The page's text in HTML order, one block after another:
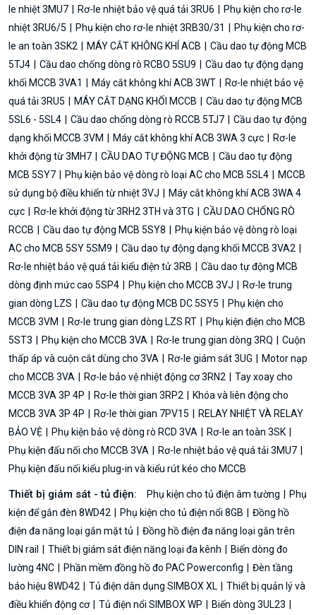
le nhiệt 3MU7
Rơ-le nhiệt bảo vệ quá tải 3RU6
Phụ kiện cho rơ-le
nhiệt 3RU6/5
Phụ kiện cho rơ-le nhiệt 3RB30/31
Phụ kiện cho rơ-
le an toàn 3SK2
MÁY CẮT KHÔNG KHÍ ACB
Cầu dao tự động MCB
5TJ4
Cầu dao chống dòng rò RCBO 5SU9
Cầu dao tự động dạng
khối MCCB 3VA1
Máy cắt không khí ACB 3WT
Rơ-le nhiệt bảo vệ
quá tải 3RU5
MÁY CẮT DẠNG KHỐI MCCB
Cầu dao tự động MCB
5SL6 - 5SL4
Cầu dao chống dòng rò RCCB 5TJ7
Cầu dao tự động
dạng khối MCCB 3VM
Máy cắt không khí ACB 3WA 3 cực
Rơ-le
khởi động từ 3MH7
CẦU DAO TỰ ĐỘNG MCB
Cầu dao tự động
MCB 5SY7
Phụ kiện bảo vệ dòng rò loại AC cho MCB 5SL4
MCCB
sử dụng bộ điều khiển từ nhiệt 3VJ
Máy cắt không khí ACB 3WA 4
cực
Rơ-le khởi động từ 3RH2 3TH và 3TG
CẦU DAO CHỐNG RÒ
RCCB
Cầu dao tự động MCB 5SY8
Phụ kiện bảo vệ dòng rò loại
AC cho MCB 5SY 5SM9
Cầu dao tự động dạng khối MCCB 3VA2
Rơ-le nhiệt bảo vệ quá tải kiểu điện tử 3RB
Cầu dao tự động MCB
dòng định mức cao 5SP4
Phụ kiện cho MCCB 3VJ
Rơ-le trung
gian dòng LZS
Cầu dao tự động MCB DC 5SY5
Phụ kiện cho
MCCB 3VM
Rơ-le trung gian dòng LZS RT
Phụ kiện điện cho MCB
5ST3
Phụ kiện cho MCCB 3VA Rơ-le trung gian dòng 3RQ
Cuộn
thấp áp và cuộn cắt dùng cho 3VA
Rơ-le giám sát 3UG
Motor nạp
cho MCCB 3VA
Rơ-le bảo vệ nhiệt động cơ 3RN2
Tay xoay cho
MCCB 3VA 3P 4P
Rơ-le thời gian 3RP2
Khóa và liên động cho
MCCB 3VA 3P 4P
Rơ-le thời gian 7PV15
RELAY NHIỆT VÀ RELAY
BẢO VỆ
Phụ kiện bảo vệ dòng rò RCD 3VA
Rơ-le an toàn 3SK
Phụ kiện đấu nối cho MCCB 3VA
Rơ-le nhiệt bảo vệ quá tải 3MU7
Phụ kiện đấu nối kiểu plug-in và kiểu rút kéo cho MCCB
Thiết bị giám sát - tủ điện: Phụ kiện cho tủ điện âm tường
Phụ
kiện để gắn đèn 8WD42
Phụ kiện cho tủ điện nổi 8GB
Đồng hồ
điện đa năng loại gắn mặt tủ
Đồng hồ điện đa năng loại gắn trên
DIN rail
Thiết bị giám sát điện năng loại đa kênh
Biến dòng đo
lường 4NC
Phần mềm đồng hồ đo PAC Powerconfig
Đèn tầng
báo hiệu 8WD42
Tủ điện dân dụng SIMBOX XL
Thiết bị quản lý và
điều khiển động cơ
Tủ điện nổi SIMBOX WP Biến dòng 3UL23